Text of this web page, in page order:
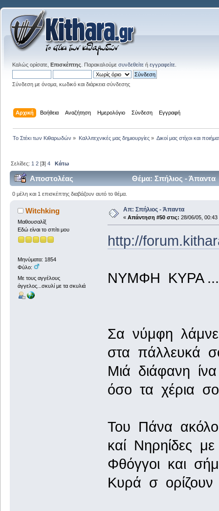
Καλώς ορίσατε, Επισκέπτης . Παρακαλούμε συνδεθείτε ή εγγραφείτε
Σύνδεση με όνομα, κωδικό και διάρκεια σύνδεσης
Αρχική Βοήθεια Αναζήτηση Ημερολόγιο Σύνδεση Εγγραφή
Το Στέκι των Κιθαρωδών » Καλλιτεχνικές μας δημιουργίες» Δικοί μας στίχοι και
Σελίδες: 1 2 [3]4 Κάτω
Αποστολέας Θέμα: Σπήλιος - Άπαντα
0 μέλη και 1 επισκέπτης διαβάζουν αυτό το θέμα.
Witchking
Μαθουσαλίξ
Εδώ είναι το σπίτι μου
Μηνύματα: 1854
Φύλο:
Με τους αγγέλους
άγγελος...σκυλί με τα σκυλιά
Απ: Σπήλιος - Άπαντα
« Απάντηση #50 στις: 28/06/05, 00:43
http://
ΝΥΜΦΗ ΚΥΡΑ ...
Σα νύμφη
στα πάλλευκά
Μιά διάφανη
όσο τα χέρια
Του Πάνα
καί Νηρηίδες
Φθόγγοι και
Κυρά σ